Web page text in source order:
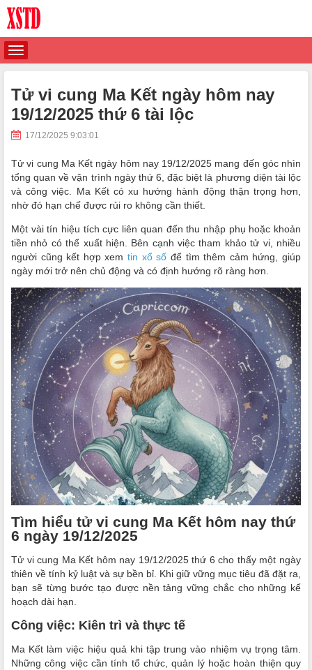
Tử vi cung Ma Kết ngày hôm nay
19/12/2025 thứ 6 tài lộc
17/12/2025 9:03:01
Tử vi cung Ma Kết ngày hôm nay 19/12/2025 mang đến góc nhìn
tổng quan về vận trình ngày thứ 6, đặc biệt là phương diện tài lộc
và công việc. Ma Kết có xu hướng hành động thận trọng hơn,
nhờ đó hạn chế được rủi ro không cần thiết.
Một vài tín hiệu tích cực liên quan đến thu nhập phụ hoặc khoản
tiền nhỏ có thể xuất hiện. Bên cạnh việc tham khảo tử vi, nhiều
người cũng kết hợp xemtin xổ số để tìm thêm cảm hứng, giúp
ngày mới trở nên chủ động và có định hướng rõ ràng hơn.
Tìm hiểu tử vi cung Ma Kết hôm nay thứ
6 ngày 19/12/2025
Tử vi cung Ma Kết hôm nay 19/12/2025 thứ 6 cho thấy một ngày
thiên về tính kỷ luật và sự bền bỉ. Khi giữ vững mục tiêu đã đặt ra,
bạn sẽ từng bước tạo được nền tảng vững chắc cho những kế
hoạch dài hạn.
Công việc: Kiên trì và thực tế
Ma Kết làm việc hiệu quả khi tập trung vào nhiệm vụ trọng tâm.
Những công việc cần tính tổ chức, quản lý hoặc hoàn thiện quy